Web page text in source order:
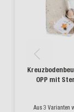
OPP mit
Aus 3 Varianten